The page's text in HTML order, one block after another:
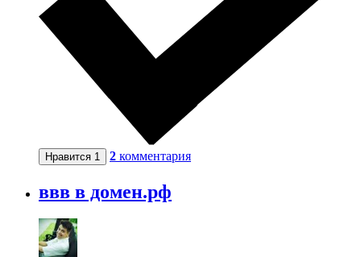
Нравится 1 2 комментария
ввв в домен.рф